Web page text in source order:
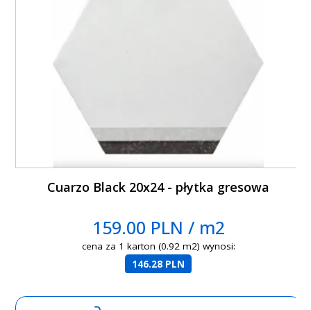
Cuarzo Black 20x24 - płytka gresowa
159.00 PLN / m2
cena za 1 karton (0.92 m2) wynosi:
146.28 PLN